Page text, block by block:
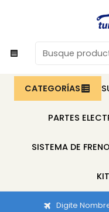
CATEGORÍAS
PARTES
SISTEMA DE
Digite